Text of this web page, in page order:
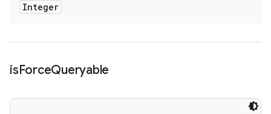
Integer
isForceQueryable